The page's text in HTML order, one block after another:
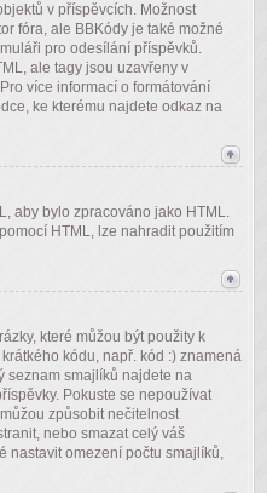
v příspěvcích. Možnost
fóra, ale BBKódy je také možné
pro odesílání příspěvků.
ale tagy jsou uzavřeny v
více informací o formátování
ke kterému najdete odkaz na
aby bylo zpracováno jako HTML.
HTML, lze nahradit použitím
které můžou být použity k
kódu, např. kód :) znamená
seznam smajlíků najdete na
Pokuste se nepoužívat
způsobit nečitelnost
nebo smazat celý váš
nastavit omezení počtu smajlíků,